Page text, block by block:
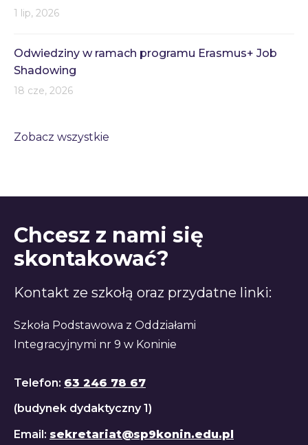
1 lip, 2026
Odwiedziny w ramach programu Erasmus+ Job
Shadowing
18 cze, 2026
Zobacz wszystkie
Chcesz z nami się
skontakować?
Kontakt ze szkołą oraz przydatne linki:
Szkoła Podstawowa z Oddziałami
Integracyjnymi nr 9 w Koninie
Telefon: 63 246 78 67
(budynek dydaktyczny 1)
Email: sekretariat@sp9konin.edu.pl